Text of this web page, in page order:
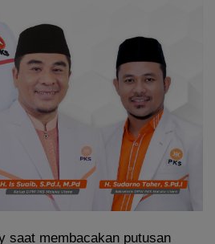
saat membacakan putusan